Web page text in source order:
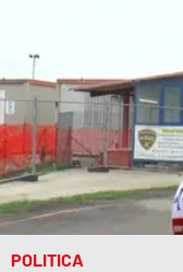
POLITICA